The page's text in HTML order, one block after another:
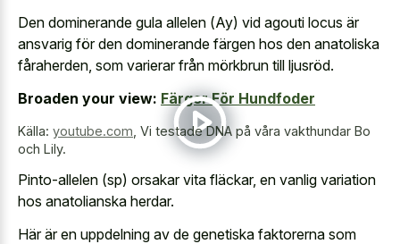
Den dominerande gula allelen (Ay) vid agouti locus är
ansvarig för den dominerande färgen hos den anatoliska
fåraherden, som varierar från mörkbrun till ljusröd.
Broaden your view: Färger För Hundfoder
Källa: youtube.com Vi testade DNA på våra vakthundar Bo
och Lily.
Pinto-allelen (sp) orsakar vita fläckar, en vanlig variation
hos anatolianska herdar.
Här är en uppdelning av de genetiska faktorerna som